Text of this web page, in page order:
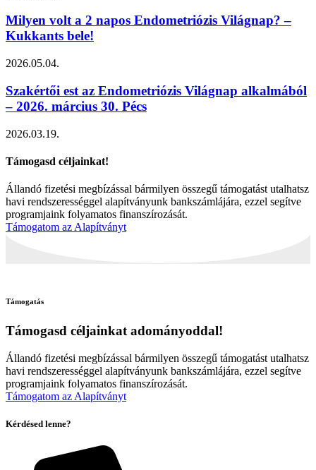
Milyen volt a 2 napos Endometriózis Világnap? –
Kukkants bele!
2026.05.04.
Szakértői est az Endometriózis Világnap alkalmából
– 2026. március 30. Pécs
2026.03.19.
Támogasd céljainkat!
Állandó fizetési megbízással bármilyen összegű támogatást utalhatsz
havi rendszerességgel alapítványunk bankszámlájára, ezzel segítve
programjaink folyamatos finanszírozását.
Támogatom az Alapítványt
Támogatás
Támogasd céljainkat adományoddal!
Állandó fizetési megbízással bármilyen összegű támogatást utalhatsz
havi rendszerességgel alapítványunk bankszámlájára, ezzel segítve
programjaink folyamatos finanszírozását.
Támogatom az Alapítványt
Kérdésed lenne?